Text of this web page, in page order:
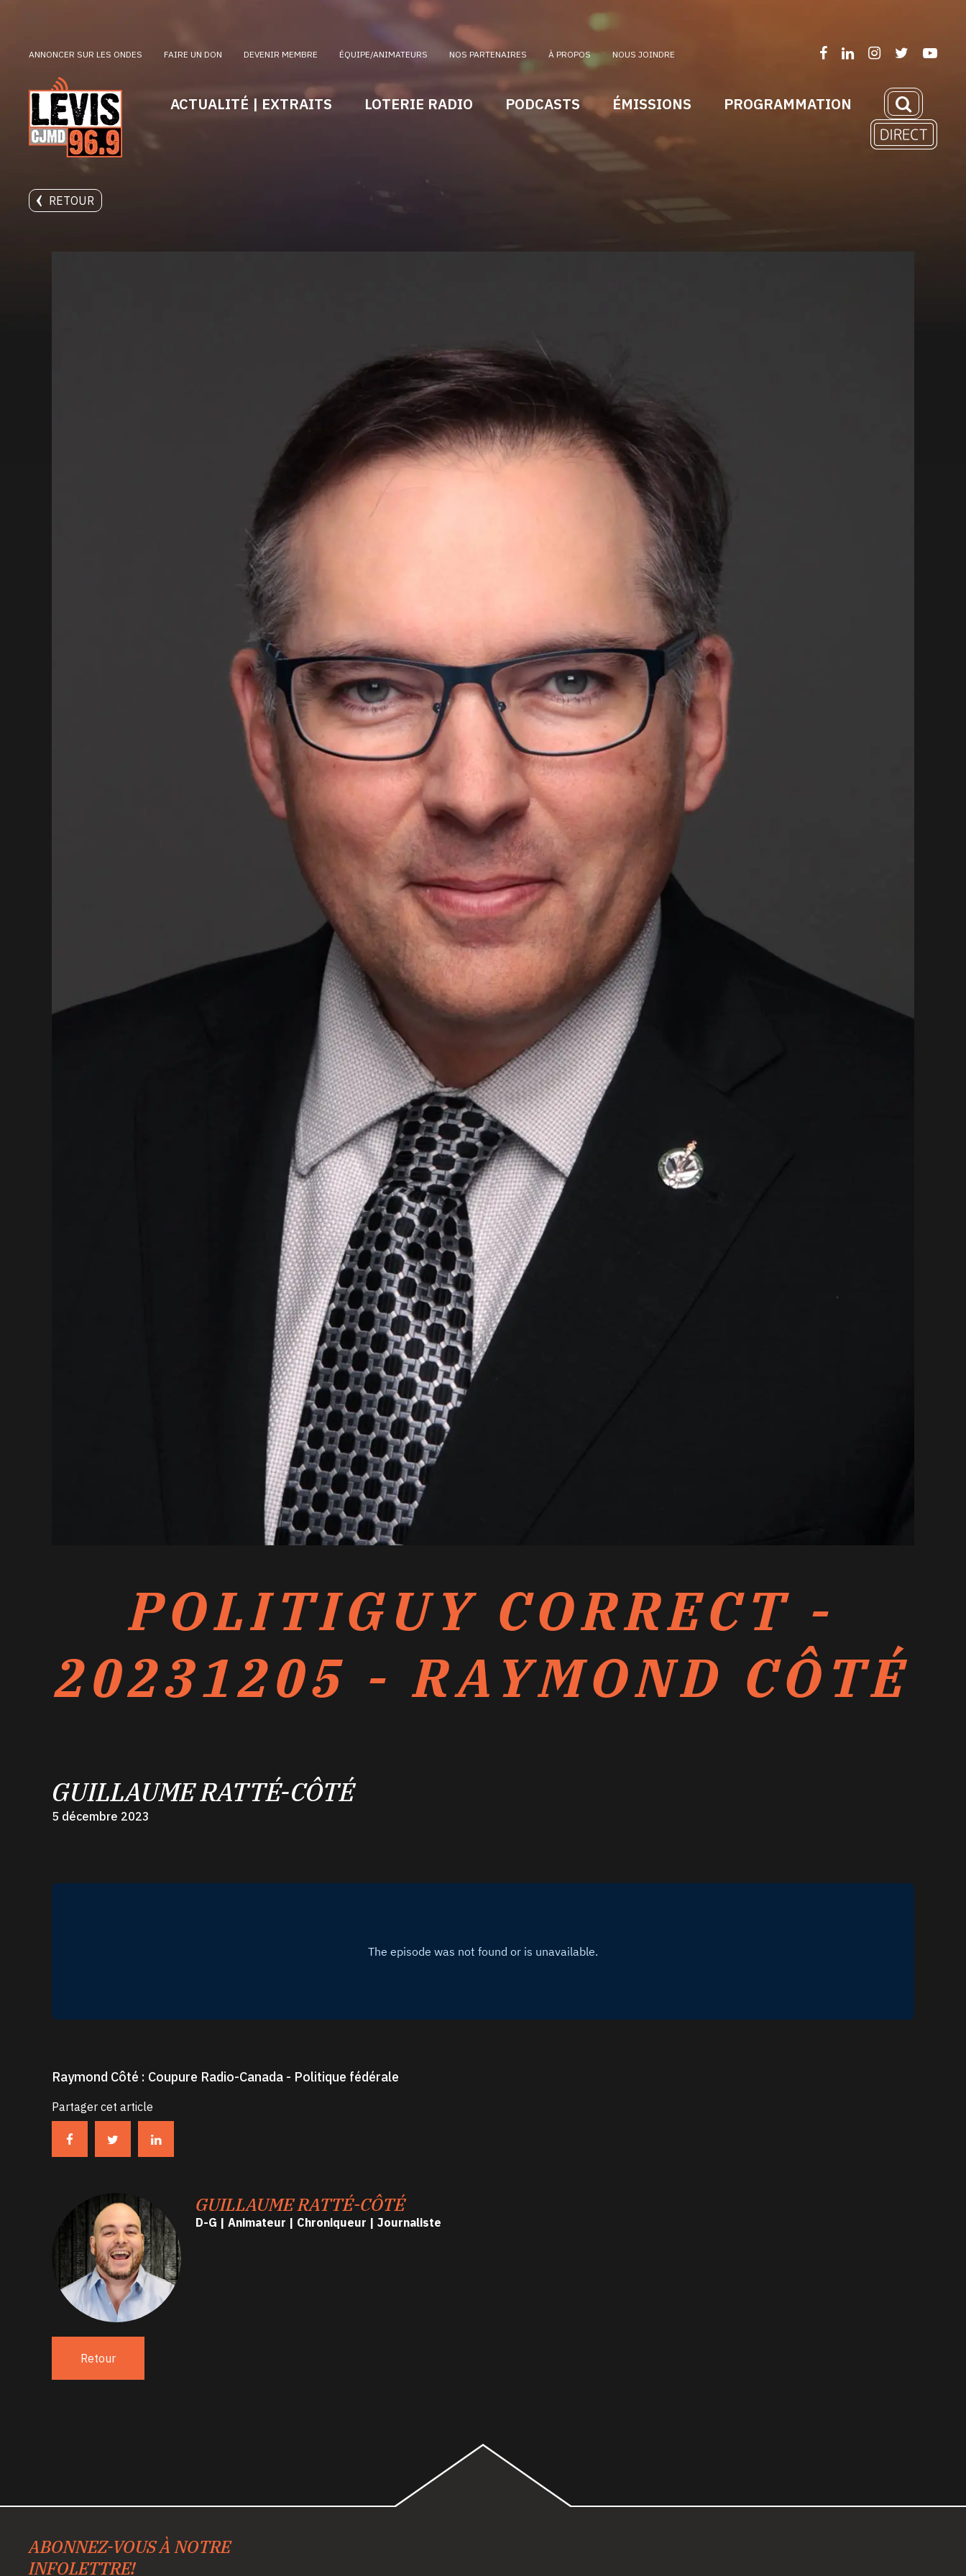
ANNONCER SUR LES ONDES FAIRE UN DON DEVENIR MEMBRE ÉQUIPE/ANIMATEURS NOS PARTENAIRES À PROPOS NOUS JOINDRE
ACTUALITÉ | EXTRAITS LOTERIE RADIO PODCASTS ÉMISSIONS PROGRAMMATION
RETOUR
POLITIGUY CORRECT -
20231205 - RAYMOND CÔTÉ
GUILLAUME RATTÉ-CÔTÉ
5 décembre 2023
Raymond Côté : Coupure Radio-Canada - Politique fédérale
Partager cet article
GUILLAUME RATTÉ-CÔTÉ
D-G | Animateur | Chroniqueur | Journaliste
Retour
ABONNEZ-VOUS À NOTRE
INFOLETTRE!